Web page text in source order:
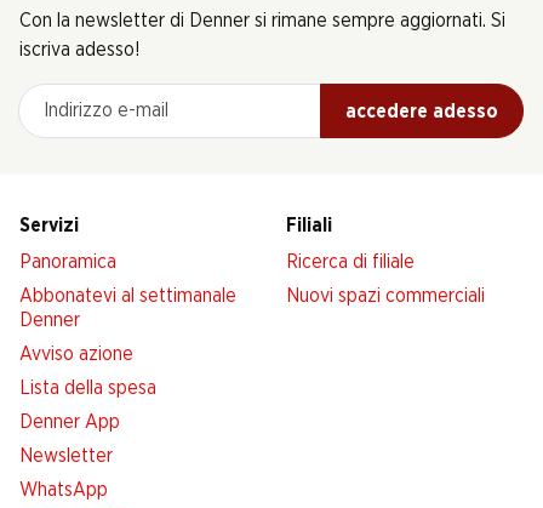
Con la newsletter di Denner si rimane sempre aggiornati. Si
iscriva adesso!
Indirizzo e-mail
accedere adesso
Servizi
Panoramica
Abbonatevi al settimanale
Denner
Avviso azione
Lista della spesa
Denner App
Newsletter
WhatsApp
Filiali
Ricerca di filiale
Nuovi spazi commerciali